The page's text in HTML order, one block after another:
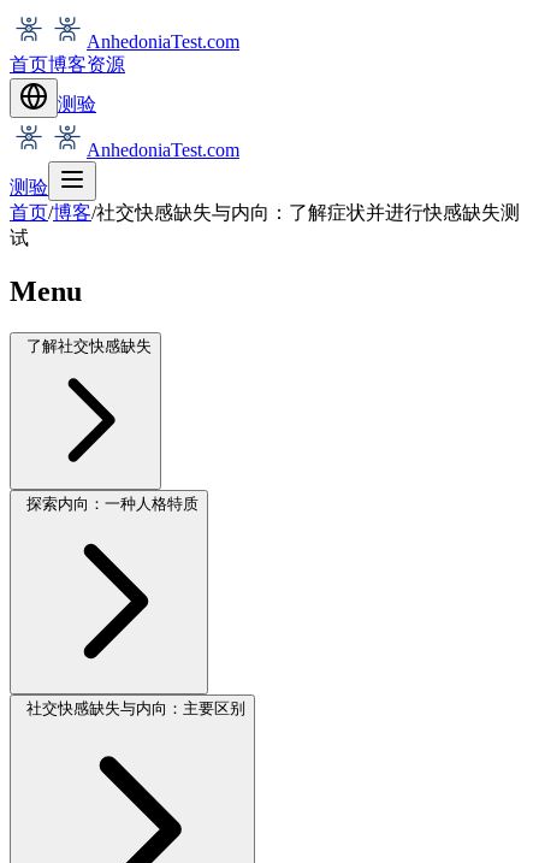
AnhedoniaTest.com
首页博客资源
测验
AnhedoniaTest.com
测验
首页/博客/社交快感缺失与内向：了解症状并进行快感缺失测
试
Menu
了解社交快感缺失
探索内向：一种人格特质
社交快感缺失与内向：主要区别